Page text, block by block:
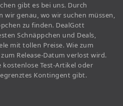
gibt es bei uns. Durch
wir genau, wo wir suchen müssen,
zu finden. DealGott
Schnäppchen und Deals,
mit tollen Preise. Wie zum
Release-Datum verlost wird.
kostenlose Test-Artikel oder
Kontingent gibt.